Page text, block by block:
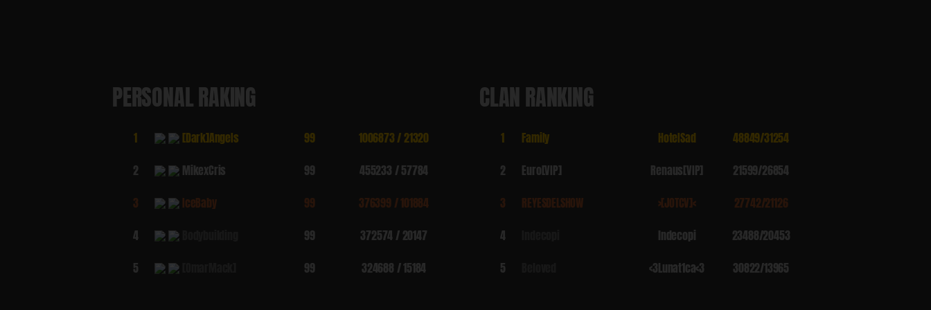
PERSONAL RAKING
1 [Dark]AngeIs 99 1006873 / 21320
2 MikexCris 99 455233 / 57784
3 IceBaby 99 376399 / 101884
4 99 372574 / 20147
5 99 324688 / 15184
CLAN RANKING
1 FamiIy HoteISad 48849/31254
2 Euro[VIP] Renaus[VIP] 21599/26854
3 REYESDELSHOW >[JOTCV]< 27742/21126
4 lndecopi 23488/20453
5 <3Lunat1ca<3 30822/13965